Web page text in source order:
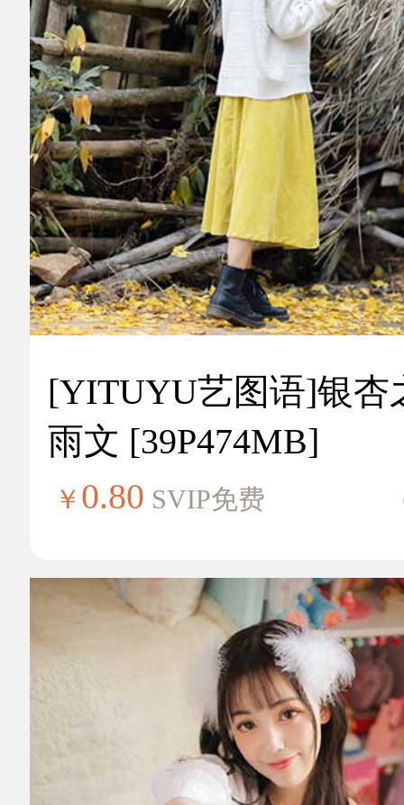
[YITUYU艺图语]银杏
雨文 [39P474MB]
￥ 0.80 SVIP免费